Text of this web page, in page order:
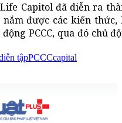
Capitol đã diễn ra
được các kiến
PCCC, qua đó chủ
tậpPCCCcapital